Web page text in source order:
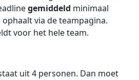
gemiddeld minimaal
via de teampagina.
voor het hele team.
uit 4 personen. Dan moet